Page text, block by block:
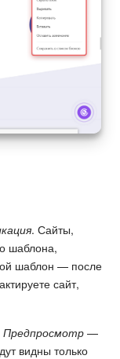
. Сайты,
шаблона,
шаблон — после
сайт,
Предпросмотр —
видны только